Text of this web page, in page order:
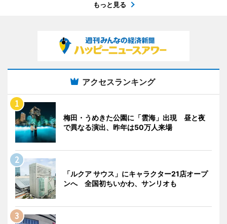
もっと見る
アクセスランキング
梅田・うめきた公園に「雲海」出現 昼と夜
で異なる演出、昨年は50万人来場
「ルクア サウス」にキャラクター21店オープ
ンへ 全国初ちいかわ、サンリオも